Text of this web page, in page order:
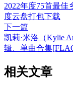
2022年度75首最佳
度云盘打包下载
下一篇
凯莉·米洛（Kylie
辑、单曲合集
相关文章